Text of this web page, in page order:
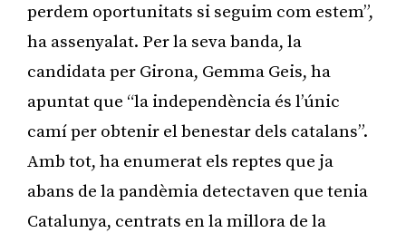
perdem oportunitats si seguim com estem”,
ha assenyalat. Per la seva banda, la
candidata per Girona, Gemma Geis, ha
apuntat que “la independència és l’únic
camí per obtenir el benestar dels catalans”.
Amb tot, ha enumerat els reptes que ja
abans de la pandèmia detectaven que tenia
Catalunya, centrats en la millora de la